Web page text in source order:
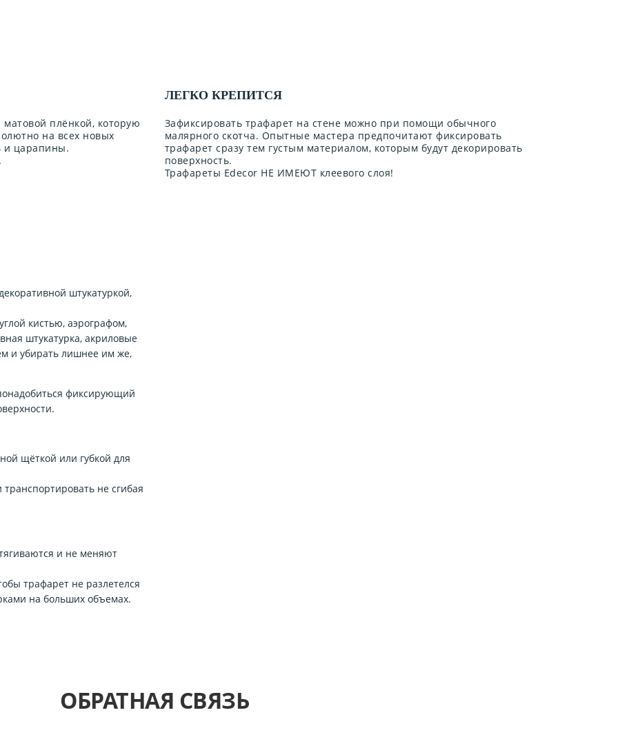
плёнкой, которую
на всех новых
и царапины.
ЛЕГКО КРЕПИТСЯ
Зафиксировать трафарет на стене можно при помощи обычного
малярного скотча. Опытные мастера предпочитают фиксировать
трафарет сразу тем густым материалом, которым будут декорировать
поверхность.
Трафареты Edecor НЕ ИМЕЮТ клеевого слоя!
штукатуркой,
кистью, аэрографом,
штукатурка, акриловые
и убирать лишнее им же,
фиксирующий
щёткой или губкой для
не сгибая
и не меняют
трафарет не разлетелся
на больших объемах.
ОБРАТНАЯ СВЯЗЬ